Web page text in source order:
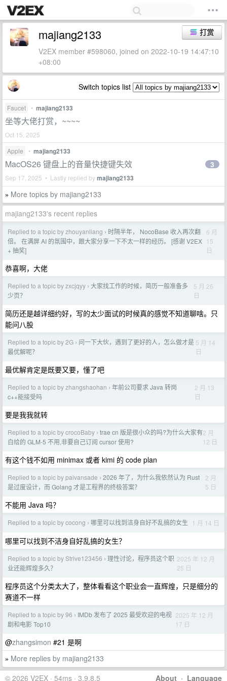
打赏
majiang2133
V2EX member #598060, joined on 2022-10-19 14:47:10
+08:00
Switch topics list
Faucet • majiang2133
坐等大佬打赏，~~~~
Oct 15, 2025
Apple
• majiang2133
MacOS26 键盘上的音量快捷键失效
Sep 17, 2025 • Lastly replied bymajiang2133
3
» More topics by majiang2133
majiang2133's recent replies
Replied to a topic by zhouyanliang › 时隔半年， NocoBase 收入再次翻
倍。 在满屏 AI 的氛围中，跟大家分享一下不太一样的经历。 [感谢 V2EX
+ 抽奖]
6 月
15
日
恭喜啊，大佬
Replied to a topic by zxcjqyy › 大家找工作的时候，简历一般准备多
少页？
5 月 26
日
简历还是越详细约好，写的太少面试的时候真的感觉不知道聊啥。只
能问八股
Replied to a topic by 2G › 问一下大伙，遇到了更好的人，怎么做才是
最优解呢？
5 月 14
日
最优解肯定是既要又要，懂了吧
Replied to a topic by zhangshaohan › 年前公司要求 Java 转岗
c++能接受吗
2 月 13
日
要是我我就转
Replied to a topic by crocoBaby › trae cn 版是很小众的吗?为什么大家有
白给的 GLM-5 不用,非要自己订阅 cursor 使用?
2 月
12 日
有这个钱不如用 minimax 或者 kimi 的 code plan
Replied to a topic by paivansade › 2026 年了，为什么我依然认为 Rust
是过度设计，而 Golang 才是工程界的终极答案？
2 月
5 日
不能用 Java 吗？
Replied to a topic by cocong › 哪里可以找到洁身自好不乱搞的女生 1 月 14 日
哪里可以找到不洁身自好乱搞的女生？
Replied to a topic by Strive123456 › 理性讨论，程序员这个职
业还能辉煌多久？
2025 年 12 月
25 日
程序员这个分类太大了，整体看看这个职业会一直辉煌，只是细分的
赛道不一样
Replied to a topic by 96 › IMDb 发布了 2025 最受欢迎的电视
剧和电影 Top10
2025 年 12 月
17 日
@zhangsimon #21 是啊
» More replies by majiang2133
About · Language
© 2026 V2EX · 54ms · 3.9.8.5